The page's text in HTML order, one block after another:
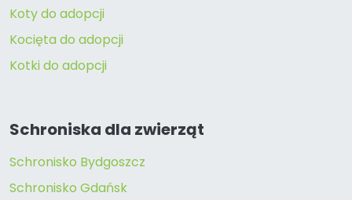
Koty do adopcji
Kocięta do adopcji
Kotki do adopcji
Schroniska dla zwierząt
Schronisko Bydgoszcz
Schronisko Gdańsk